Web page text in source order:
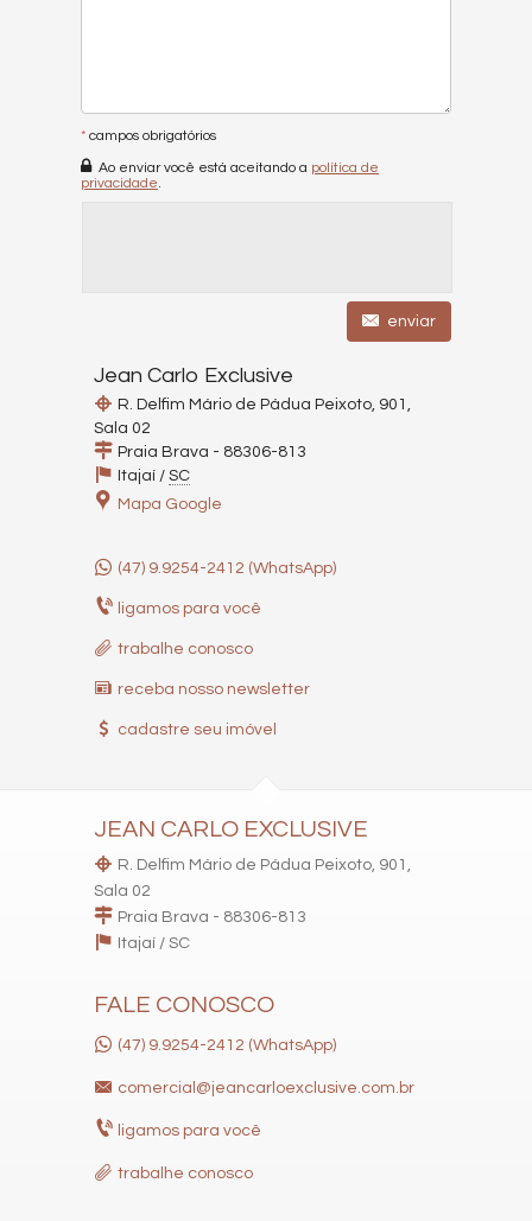
* campos obrigatórios
Ao enviar você está aceitando a política de
privacidade
enviar
Jean Carlo Exclusive
R. Delfim Mário de Pádua Peixoto, 901,
Sala 02
Praia Brava - 88306-813
Itajaí / SC
Mapa Google
(47) 9.9254-2412 (WhatsApp)
ligamos para você
trabalhe conosco
receba nosso newsletter
cadastre seu imóvel
JEAN CARLO EXCLUSIVE
R. Delfim Mário de Pádua Peixoto, 901,
Sala 02
Praia Brava - 88306-813
Itajaí / SC
FALE CONOSCO
(47) 9.9254-2412 (WhatsApp)
comercial@jeancarloexclusive.com.br
ligamos para você
trabalhe conosco